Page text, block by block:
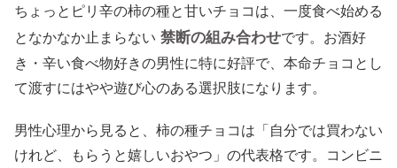
ちょっとピリ辛の柿の種と甘いチョコは、一度食べ始める
となかなか止まらない 禁断の組み合わせです。お酒好
き・辛い食べ物好きの男性に特に好評で、本命チョコとし
て渡すにはやや遊び心のある選択肢になります。
男性心理から見ると、柿の種チョコは「自分では買わない
けれど、もらうと嬉しいおやつ」の代表格です。コンビニ